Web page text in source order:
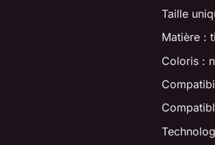
Taille
Matière :
Coloris :